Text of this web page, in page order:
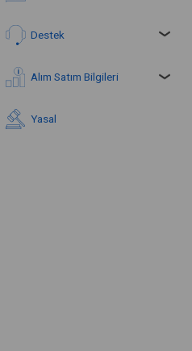
Destek
Alım Satım Bilgileri
Yasal